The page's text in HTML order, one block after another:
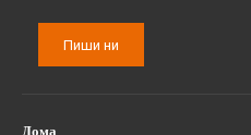
Пиши ни
Дома